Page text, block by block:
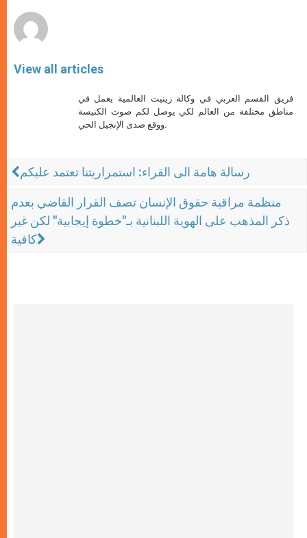
View all articles
فريق القسم العربي في وكالة زينيت العالمية يعمل في
مناطق مختلفة من العالم لكي يوصل لكم صوت الكنيسة
ووقع صدى الإنجيل الحي.
رسالة هامة الى القراء: استمراريتنا تعتمد عليكم
منظمة مراقبة حقوق الإنسان تصف القرار القاضي بعدم
ذكر المذهب على الهوية اللبنانية بـ"خطوة إيجابية" لكن غير
كافية